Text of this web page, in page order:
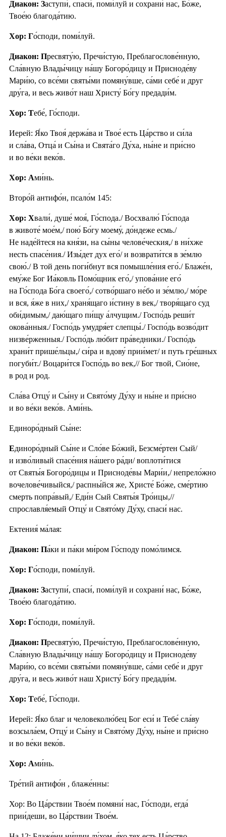
Диакон: Заступи́, спаси́, поми́луй и сохрани́ нас, Бо́же,
Твое́ю благода́тию.
Хор: Го́споди, поми́луй.
Диакон: Пресвяту́ю, Пречи́стую, Преблагослове́нную,
Сла́вную Влады́чицу на́шу Богоро́дицу и Присноде́ву
Мари́ю, со все́ми святы́ми помяну́вше, са́ми себе́ и друг
дру́га, и весь живо́т наш Христу́ Бо́гу предади́м.
Хор: Тебе́, Го́споди.
Иерей: Я́ко Твоя́ держа́ва и Твое́ есть Ца́рство и си́ла
и сла́ва, Отца́ и Сы́на и Свята́го Ду́ха, ны́не и при́сно
и во ве́ки веко́в.
Хор: Ами́нь.
Второ́й антифо́н, псало́м 145:
Хор: Хвали́, душе́ моя́, Го́спода./ Восхвалю́ Го́спода
в животе́ мое́м,/ пою́ Бо́гу моему́, до́ндеже есмь./
Не наде́йтеся на кня́зи, на сы́ны челове́ческия,/ в ни́хже
несть спасе́ния./ Изы́дет дух его́/ и возврати́тся в зе́млю
свою́./ В той день поги́бнут вся помышле́ния его́./ Блаже́н,
ему́же Бог Иа́ковль Помо́щник его́,/ упова́ние его́
на Го́спода Бо́га своего́,/ сотво́ршаго не́бо и зе́млю,/ мо́ре
и вся, я́же в них,/ храня́щаго и́стину в век,/ творя́щаго суд
оби́димым,/ даю́щаго пи́щу а́лчущим./ Госпо́дь реши́т
окова́нныя./ Госпо́дь умудря́ет слепцы́./ Госпо́дь возво́дит
низве́рженныя./ Госпо́дь лю́бит пра́ведники./ Госпо́дь
храни́т прише́льцы,/ си́ра и вдову́ прии́мет/ и путь гре́шных
погуби́т./ Воцари́тся Госпо́дь во век,// Бог твой, Сио́не,
в род и род.
Сла́ва Отцу́ и Сы́ну и Свято́му Ду́ху и ны́не и при́сно
и во ве́ки веко́в. Ами́нь.
Единоро́дный Сы́не:
Единоро́дный Сы́не и Сло́ве Бо́жий, Безсме́ртен Сый/
и изво́ливый спасе́ния на́шего ра́ди/ воплоти́тися
от Святы́я Богоро́дицы и Присноде́вы Мари́и,/ непрело́жно
вочелове́чивыйся,/ распны́йся же, Христе́ Бо́же, сме́ртию
смерть попра́вый,/ Еди́н Сый Святы́я Тро́ицы,//
спрославля́емый Отцу́ и Свято́му Ду́ху, спаси́ нас.
Ектения́ ма́лая:
Диакон: Па́ки и па́ки ми́ром Го́споду помо́лимся.
Хор: Го́споди, поми́луй.
Диакон: Заступи́, спаси́, поми́луй и сохрани́ нас, Бо́же,
Твое́ю благода́тию.
Хор: Го́споди, поми́луй.
Диакон: Пресвяту́ю, Пречи́стую, Преблагослове́нную,
Сла́вную Влады́чицу на́шу Богоро́дицу и Присноде́ву
Мари́ю, со все́ми святы́ми помяну́вше, са́ми себе́ и друг
дру́га, и весь живо́т наш Христу́ Бо́гу предади́м.
Хор: Тебе́, Го́споди.
Иерей: Я́ко благ и человеколю́бец Бог еси́ и Тебе́ сла́ву
возсыла́ем, Отцу́ и Сы́ну и Свято́му Ду́ху, ны́не и при́сно
и во ве́ки веко́в.
Хор: Ами́нь.
Тре́тий антифо́н , блаже́нны:
Хор: Во Ца́рствии Твое́м помяни́ нас, Го́споди, егда́
прии́деши, во Ца́рствии Твое́м.